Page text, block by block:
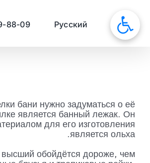
סאונות Русский
88-09
бани нужно задуматься о её
является банный лежак. Он
для его изготовления
является ольха.
высший обойдётся дороже, чем